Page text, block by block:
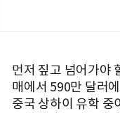
먼저 짚고 넘어가야
매에서 590만 달러
중국 상하이 유학 중